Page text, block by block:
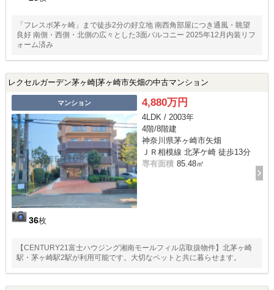
「フレスポ茅ヶ崎」まで徒歩2分の好立地 南西角部屋につき通風・眺望
良好 南側・西側・北側の広々とした3面バルコニー 2025年12月内装リフ
ォーム済み
レクセルガーデン茅ヶ崎|茅ヶ崎市矢畑の中古マンション
マンション
36枚
4,880万円
4LDK / 2003年
4階/8階建
神奈川県茅ヶ崎市矢畑
ＪＲ相模線 北茅ケ崎 徒歩13分
専有面積 85.48㎡
【CENTURY21富士ハウジング湘南モールフィル店取扱物件】北茅ヶ崎
駅・茅ヶ崎駅2駅が利用可能です。大切なペットと共に暮らせます。